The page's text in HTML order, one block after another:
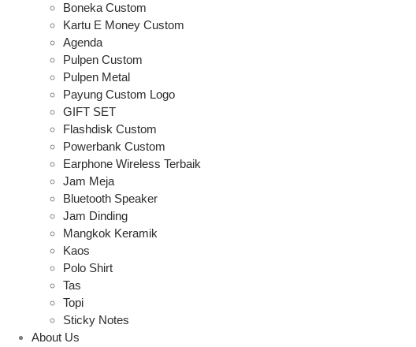
Boneka Custom
Kartu E Money Custom
Agenda
Pulpen Custom
Pulpen Metal
Payung Custom Logo
GIFT SET
Flashdisk Custom
Powerbank Custom
Earphone Wireless Terbaik
Jam Meja
Bluetooth Speaker
Jam Dinding
Mangkok Keramik
Kaos
Polo Shirt
Tas
Topi
Sticky Notes
About Us